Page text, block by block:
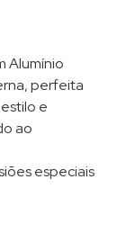
Alumínio
perfeita
e
ao
especiais